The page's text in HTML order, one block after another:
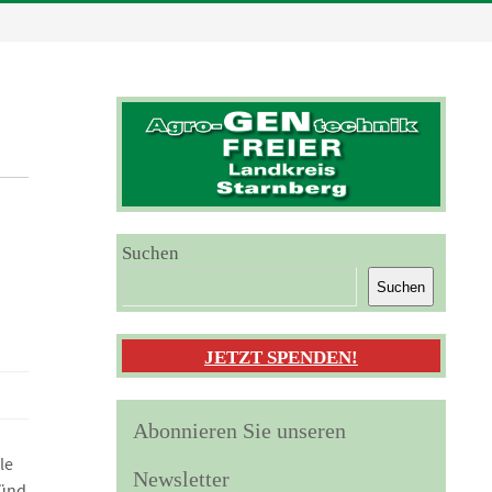
Suchen
Suchen
JETZT SPENDEN!
Abonnieren Sie unseren
Newsletter